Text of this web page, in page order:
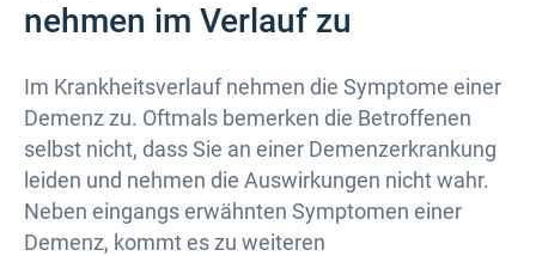
nehmen im Verlauf zu
Im Krankheitsverlauf nehmen die Symptome einer
Demenz zu. Oftmals bemerken die Betroffenen
selbst nicht, dass Sie an einer Demenzerkrankung
leiden und nehmen die Auswirkungen nicht wahr.
Neben eingangs erwähnten Symptomen einer
Demenz, kommt es zu weiteren